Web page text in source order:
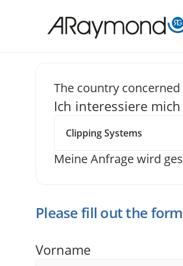
The country
Ich interessiere
Meine Anfrage wird
Please fill out the
Vorname